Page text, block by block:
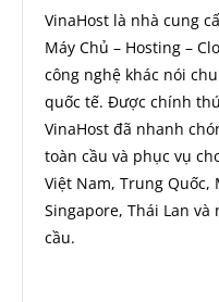
VinaHost là nhà cung
Máy Chủ – Hosting –
công nghệ khác nói
quốc tế. Được chính
VinaHost đã nhanh
toàn cầu và phục vụ
Việt Nam, Trung Quốc,
Singapore, Thái Lan
cầu.